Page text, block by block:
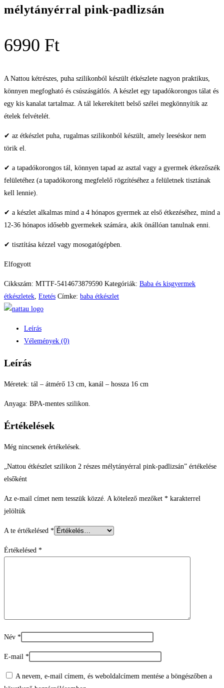
mélytányérral pink-padlizsán
6990 Ft
A Nattou kétrészes, puha szilikonból készült étkészlete nagyon praktikus,
könnyen megfogható és csúszásgátlós. A készlet egy tapadókorongos tálat és
egy kis kanalat tartalmaz. A tál lekerekített belső szélei megkönnyítik az
ételek felvételét.
✔ az étkészlet puha, rugalmas szilikonból készült, amely leeséskor nem
törik el.
✔ a tapadókorongos tál, könnyen tapad az asztal vagy a gyermek étkezőszék
felületéhez (a tapadókorong megfelelő rögzítéséhez a felületnek tisztának
kell lennie).
✔ a készlet alkalmas mind a 4 hónapos gyermek az első étkezéséhez, mind a
12-36 hónapos idősebb gyermekek számára, akik önállóan tanulnak enni.
✔ tisztítása kézzel vagy mosogatógépben.
Elfogyott
Cikkszám: MTTF-5414673879590 Kategóriák: Baba és kisgyermek
étkészletek Etetés Címke: baba étkészlet
Leírás
Vélemények (0)
Leírás
Méretek: tál – átmérő 13 cm, kanál – hossza 16 cm
Anyaga: BPA-mentes szilikon.
Értékelések
Még nincsenek értékelések.
„Nattou étkészlet szilikon 2 részes mélytányérral pink-padlizsán” értékelése
elsőként
Az e-mail címet nem tesszük közzé. A kötelező mezőket * karakterrel
jelöltük
A te értékelésed *
Értékelésed *
Név *
E-mail *
A nevem, e-mail címem, és weboldalcímem mentése a böngészőben a